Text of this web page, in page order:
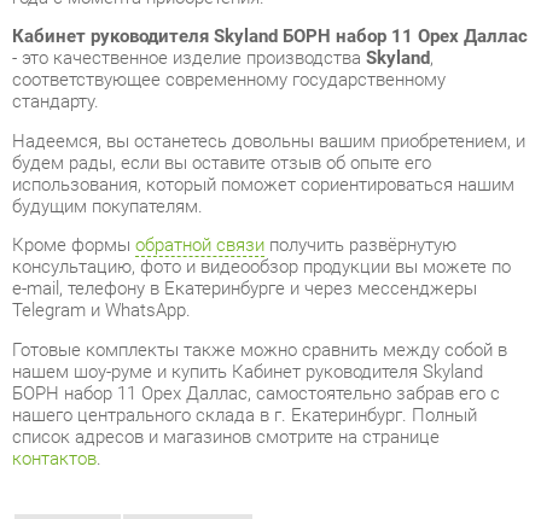
Надеемся, вы останетесь довольны вашим приобретением, и
будем рады, если вы оставите отзыв об опыте его
использования, который поможет сориентироваться нашим
будущим покупателям.
консультацию, фото и видеообзор продукции вы можете по
e-mail, телефону в Екатеринбурге и через мессенджеры
Telegram и WhatsApp.
нашем шоу-руме и купить Кабинет руководителя Skyland
БОРН набор 11 Орех Даллас, самостоятельно забрав его с
нашего центрального склада в г. Екатеринбург. Полный
список адресов и магазинов смотрите на странице
Материал
Лдсп
Цвет
Орех даллас